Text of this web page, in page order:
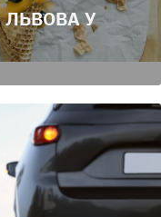
ЛЬВОВА У